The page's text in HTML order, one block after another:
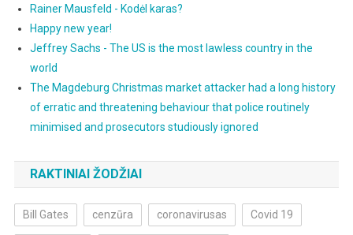
Rainer Mausfeld - Kodėl karas?
Happy new year!
Jeffrey Sachs - The US is the most lawless country in the
world
The Magdeburg Christmas market attacker had a long history
of erratic and threatening behaviour that police routinely
minimised and prosecutors studiously ignored
RAKTINIAI ŽODŽIAI
Bill Gates cenzūra coronavirusas Covid 19